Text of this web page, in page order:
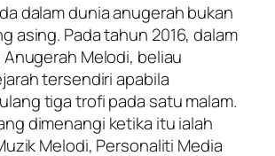
dalam dunia anugerah bukan
asing. Pada tahun 2016, dalam
Melodi, beliau
tersendiri apabila
tiga trofi pada satu malam.
dimenangi ketika itu ialah
Melodi, Personaliti Media